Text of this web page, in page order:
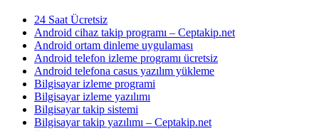
24 Saat Ücretsiz
Android cihaz takip programı – Ceptakip.net
Android ortam dinleme uygulaması
Android telefon izleme programı ücretsiz
Android telefona casus yazılım yükleme
Bilgisayar izleme programi
Bilgisayar izleme yazılımı
Bilgisayar takip sistemi
Bilgisayar takip yazılımı – Ceptakip.net